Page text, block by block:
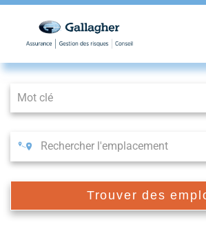
Job Search Page
Trouver des